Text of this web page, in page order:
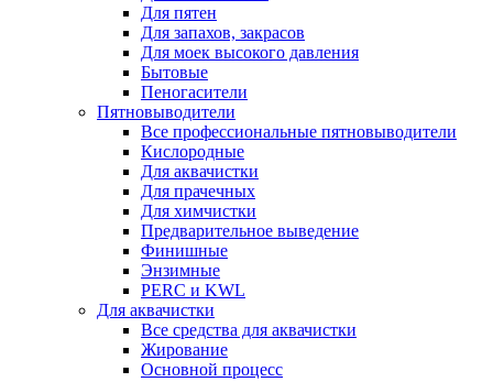
Для пятен
Для запахов, закрасов
Для моек высокого давления
Бытовые
Пеногасители
Пятновыводители
Все профессиональные пятновыводители
Кислородные
Для аквачистки
Для прачечных
Для химчистки
Предварительное выведение
Финишные
Энзимные
PERC и KWL
Для аквачистки
Все средства для аквачистки
Жирование
Основной процесс